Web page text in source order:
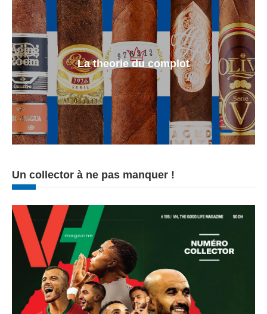
La theorie du complot
Un collector à ne pas manquer !